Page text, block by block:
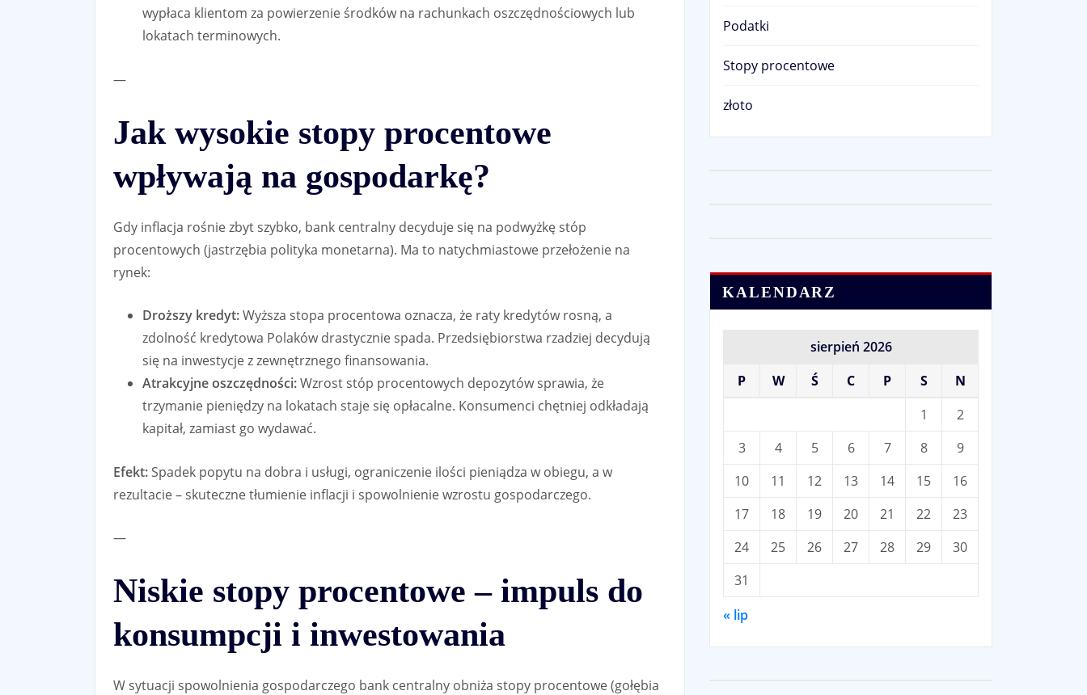
wypłaca klientom za powierzenie środków na rachunkach oszczędnościowych lub
lokatach terminowych.
—
Jak wysokie stopy procentowe
wpływają na gospodarkę?
Gdy inflacja rośnie zbyt szybko, bank centralny decyduje się na podwyżkę stóp
procentowych (jastrzębia polityka monetarna). Ma to natychmiastowe przełożenie na
rynek:
Droższy kredyt:Wyższa stopa procentowa oznacza, że raty kredytów rosną, a
zdolność kredytowa Polaków drastycznie spada. Przedsiębiorstwa rzadziej decydują
się na inwestycje z zewnętrznego finansowania.
Atrakcyjne oszczędności:Wzrost stóp procentowych depozytów sprawia, że
trzymanie pieniędzy na lokatach staje się opłacalne. Konsumenci chętniej odkładają
kapitał, zamiast go wydawać.
Efekt: Spadek popytu na dobra i usługi, ograniczenie ilości pieniądza w obiegu, a w
rezultacie – skuteczne tłumienie inflacji i spowolnienie wzrostu gospodarczego.
—
Niskie stopy procentowe – impuls do
konsumpcji i inwestowania
W sytuacji spowolnienia gospodarczego bank centralny obniża stopy procentowe (gołębia
Podatki
Stopy procentowe
złoto
KALENDARZ
sierpień 2026
P
W Ś C P S
N
1
2
3
4 5 6 7 8
9
10
11 12 13 14 15
16
17
18 19 20 21 22
23
24
25 26 27 28 29
30
31
« lip